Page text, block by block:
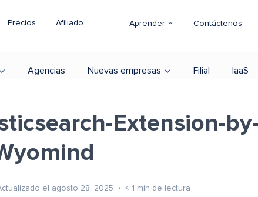
Precios Afiliado Aprender Contáctenos
Agencias Nuevas empresas Filial IaaS
Extension-by-
el agosto 28, 2025 < 1 min de lectura